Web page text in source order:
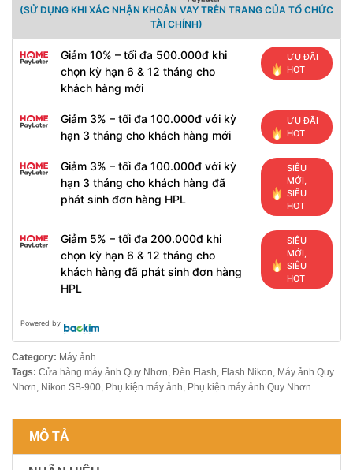
(SỬ DỤNG KHI XÁC NHẬN KHOẢN VAY TRÊN TRANG CỦA TỔ CHỨC
TÀI CHÍNH)
Giảm 10% – tối đa 500.000đ khi
chọn kỳ hạn 6 & 12 tháng cho
khách hàng mới
ƯU ĐÃI
HOT
Giảm 3% – tối đa 100.000đ với kỳ
hạn 3 tháng cho khách hàng mới
ƯU ĐÃI
HOT
Giảm 3% – tối đa 100.000đ với kỳ
hạn 3 tháng cho khách hàng đã
phát sinh đơn hàng HPL
SIÊU
MỚI,
SIÊU
HOT
Giảm 5% – tối đa 200.000đ khi
chọn kỳ hạn 6 & 12 tháng cho
khách hàng đã phát sinh đơn hàng
HPL
SIÊU
MỚI,
SIÊU
HOT
Powered by
Category: Máy ảnh
Tags: Cửa hàng máy ảnh Quy Nhơn, Đèn Flash, Flash Nikon, Máy ảnh Quy
Nhơn, Nikon SB-900, Phụ kiện máy ảnh, Phụ kiện máy ảnh Quy Nhơn
MÔ TẢ